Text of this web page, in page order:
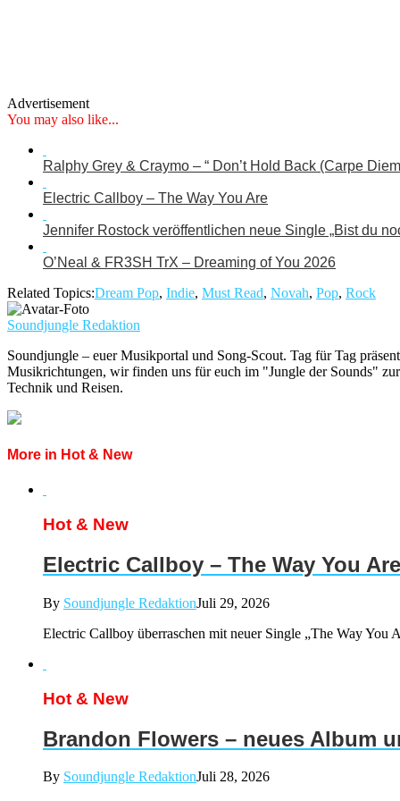
Advertisement
You may also like...
Ralphy Grey & Craymo – “ Don’t Hold Back (Carpe
Electric Callboy – The Way You Are
Jennifer Rostock veröffentlichen neue Single „Bist du
O’Neal & FR3SH TrX – Dreaming of You 2026
Related Topics:Dream Pop, Indie, Must Read, Novah, Pop, Rock
Soundjungle Redaktion
Soundjungle – euer Musikportal und Song-Scout. Tag für Tag
Musikrichtungen, wir finden uns für euch im "Jungle der Sounds"
Technik und Reisen.
More in Hot & New
Hot & New
Electric Callboy – The Way You Are
By Soundjungle RedaktionJuli 29, 2026
Electric Callboy überraschen mit neuer Single „The Way You
Hot & New
Brandon Flowers – neues Album
By Soundjungle RedaktionJuli 28, 2026